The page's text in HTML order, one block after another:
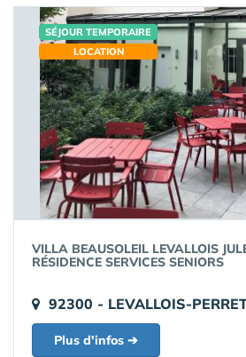
SÉJOUR TEMPORAIRE
LOCATION
VILLA BEAUSOLEIL LEVALLOIS
RÉSIDENCE SERVICES SENIORS
92300 - LEVALLOIS-
Plus d'infos ➔